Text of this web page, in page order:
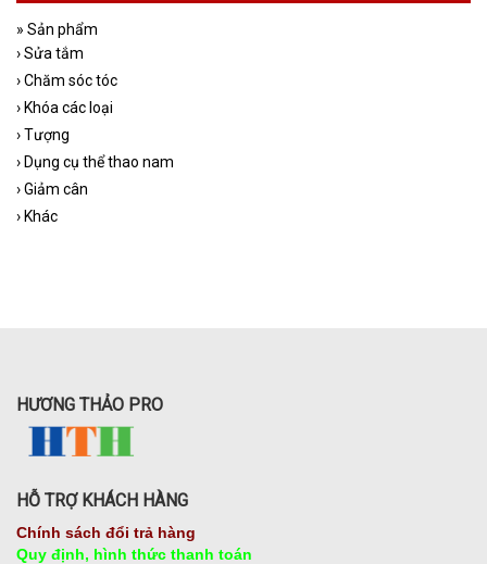
» Sản phẩm
›Sửa tắm
›Chăm sóc tóc
› Khóa các loại
›Tượng
› Dụng cụ thể thao nam
›Giảm cân
› Khác
HƯƠNG THẢO PRO
HỖ TRỢ KHÁCH HÀNG
Chính sách đổi trả hàng
Quy định, hình thức thanh toán